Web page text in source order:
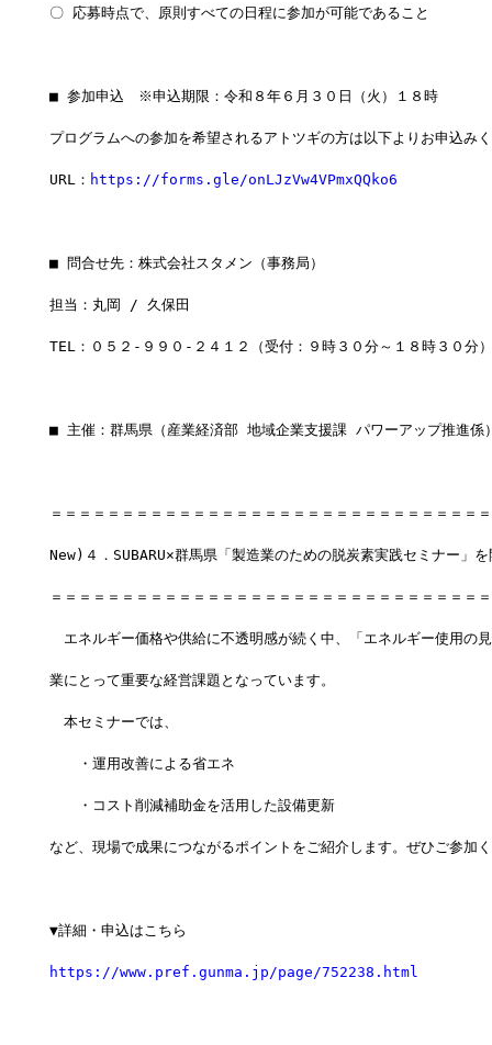
〇 応募時点で、原則すべての日程に参加が可能であること
■ 参加申込　※申込期限：令和８年６月３０日（火）１８時
プログラムへの参加を希望されるアトツギの方は以下よりお申込み
URL： https://forms.gle/onLJzVw4VPmxQQko6
■ 問合せ先：株式会社スタメン（事務局）
担当：丸岡 / 久保田
TEL：０５２-９９０-２４１２（受付：９時３０分～１８時３０分）
■ 主催：群馬県（産業経済部 地域企業支援課 パワーアップ推進係
＝＝＝＝＝＝＝＝＝＝＝＝＝＝＝＝＝＝＝＝＝＝＝＝＝＝＝＝＝＝
New)４．SUBARU×群馬県「製造業のための脱炭素実践セミナー」
＝＝＝＝＝＝＝＝＝＝＝＝＝＝＝＝＝＝＝＝＝＝＝＝＝＝＝＝＝＝
エネルギー価格や供給に不透明感が続く中、「エネルギー使用の
業にとって重要な経営課題となっています。
本セミナーでは、
・運用改善による省エネ
・コスト削減補助金を活用した設備更新
など、現場で成果につながるポイントをご紹介します。ぜひご参加
▼詳細・申込はこちら
https://www.pref.gunma.jp/page/752238.html